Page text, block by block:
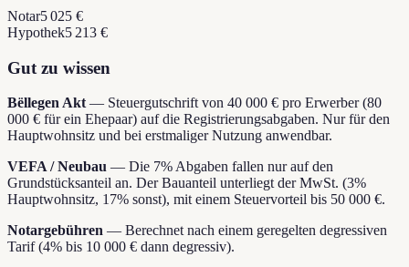
Notar5 025 €
Hypothek5 213 €
Gut zu wissen
Bëllegen Akt — Steuergutschrift von 40 000 € pro Erwerber (80
000 € für ein Ehepaar) auf die Registrierungsabgaben. Nur für den
Hauptwohnsitz und bei erstmaliger Nutzung anwendbar.
VEFA / Neubau — Die 7% Abgaben fallen nur auf den
Grundstücksanteil an. Der Bauanteil unterliegt der MwSt. (3%
Hauptwohnsitz, 17% sonst), mit einem Steuervorteil bis 50 000 €.
Notargebühren — Berechnet nach einem geregelten degressiven
Tarif (4% bis 10 000 € dann degressiv).